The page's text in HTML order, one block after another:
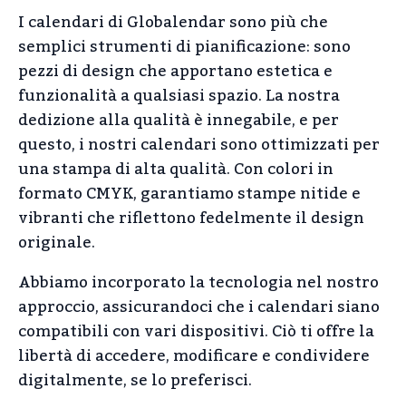
I calendari di Globalendar sono più che
semplici strumenti di pianificazione: sono
pezzi di design che apportano estetica e
funzionalità a qualsiasi spazio. La nostra
dedizione alla qualità è innegabile, e per
questo, i nostri calendari sono ottimizzati per
una stampa di alta qualità. Con colori in
formato CMYK, garantiamo stampe nitide e
vibranti che riflettono fedelmente il design
originale.
Abbiamo incorporato la tecnologia nel nostro
approccio, assicurandoci che i calendari siano
compatibili con vari dispositivi. Ciò ti offre la
libertà di accedere, modificare e condividere
digitalmente, se lo preferisci.